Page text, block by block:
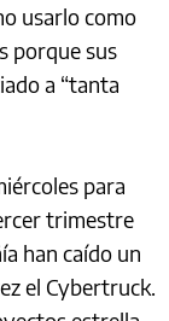
usarlo como
porque sus
a “tanta
para
trimestre
han caído un
el Cybertruck.